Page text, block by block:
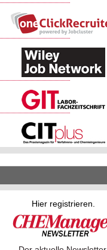
Hier registrieren.